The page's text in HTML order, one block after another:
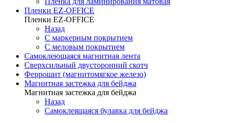
Пленки EZ-OFFICE
Пленки EZ-OFFICE
Назад
С маркерным покрытием
С меловым покрытием
Самоклеющаяся магнитная лента
Сверхсильный двусторонний скотч
Феррошит (магнитомягкое железо)
Магнитная застежка для бейджа
Магнитная застежка для бейджа
Назад
Самоклеящаяся булавка для бейджа